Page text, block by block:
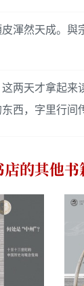
渾然天成。與
两天才拿起
西，字里行间
店的其他书